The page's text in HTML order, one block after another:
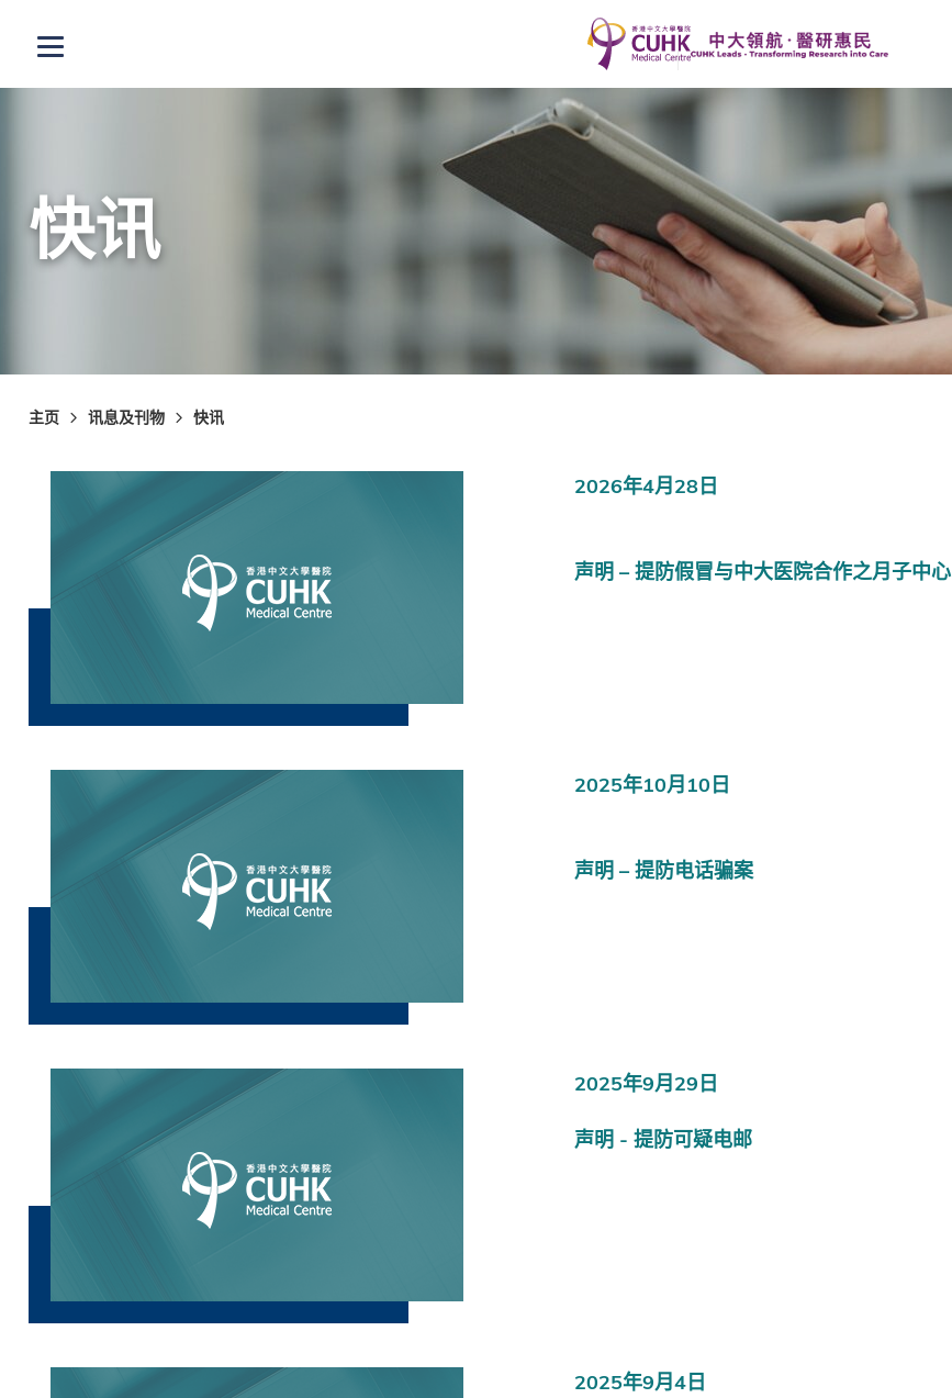
打开选单
快讯
主页 讯息及刊物 快讯
2026年4月28日
声明 – 提防假冒与中大医院合作之月子中心
2025年10月10日
声明 – 提防电话骗案
2025年9月29日
声明 - 提防可疑电邮
2025年9月4日